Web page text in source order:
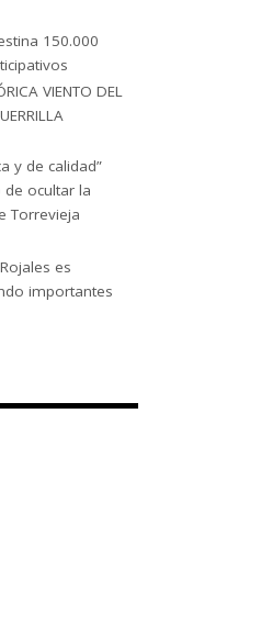
150.000
VIENTO DEL
y de calidad”
de ocultar la
Torrevieja
es
importantes